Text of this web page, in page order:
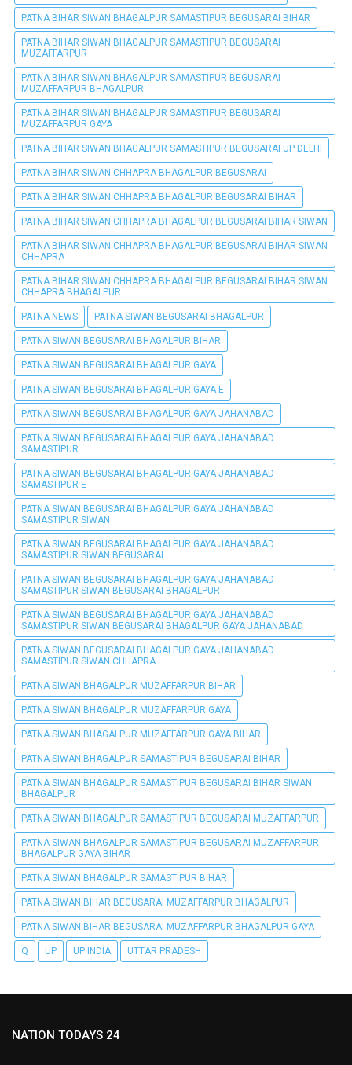
PATNA BIHAR SIWAN BHAGALPUR SAMASTIPUR BEGUSARAI BIHAR
PATNA BIHAR SIWAN BHAGALPUR SAMASTIPUR BEGUSARAI
MUZAFFARPUR
PATNA BIHAR SIWAN BHAGALPUR SAMASTIPUR BEGUSARAI
MUZAFFARPUR BHAGALPUR
PATNA BIHAR SIWAN BHAGALPUR SAMASTIPUR BEGUSARAI
MUZAFFARPUR GAYA
PATNA BIHAR SIWAN BHAGALPUR SAMASTIPUR BEGUSARAI UP DELHI
PATNA BIHAR SIWAN CHHAPRA BHAGALPUR BEGUSARAI
PATNA BIHAR SIWAN CHHAPRA BHAGALPUR BEGUSARAI BIHAR
PATNA BIHAR SIWAN CHHAPRA BHAGALPUR BEGUSARAI BIHAR SIWAN
PATNA BIHAR SIWAN CHHAPRA BHAGALPUR BEGUSARAI BIHAR SIWAN
CHHAPRA
PATNA BIHAR SIWAN CHHAPRA BHAGALPUR BEGUSARAI BIHAR SIWAN
CHHAPRA BHAGALPUR
PATNA NEWS PATNA SIWAN BEGUSARAI BHAGALPUR
PATNA SIWAN BEGUSARAI BHAGALPUR BIHAR
PATNA SIWAN BEGUSARAI BHAGALPUR GAYA
PATNA SIWAN BEGUSARAI BHAGALPUR GAYA E
PATNA SIWAN BEGUSARAI BHAGALPUR GAYA JAHANABAD
PATNA SIWAN BEGUSARAI BHAGALPUR GAYA JAHANABAD
SAMASTIPUR
PATNA SIWAN BEGUSARAI BHAGALPUR GAYA JAHANABAD
SAMASTIPUR E
PATNA SIWAN BEGUSARAI BHAGALPUR GAYA JAHANABAD
SAMASTIPUR SIWAN
PATNA SIWAN BEGUSARAI BHAGALPUR GAYA JAHANABAD
SAMASTIPUR SIWAN BEGUSARAI
PATNA SIWAN BEGUSARAI BHAGALPUR GAYA JAHANABAD
SAMASTIPUR SIWAN BEGUSARAI BHAGALPUR
PATNA SIWAN BEGUSARAI BHAGALPUR GAYA JAHANABAD
SAMASTIPUR SIWAN BEGUSARAI BHAGALPUR GAYA JAHANABAD
PATNA SIWAN BEGUSARAI BHAGALPUR GAYA JAHANABAD
SAMASTIPUR SIWAN CHHAPRA
PATNA SIWAN BHAGALPUR MUZAFFARPUR BIHAR
PATNA SIWAN BHAGALPUR MUZAFFARPUR GAYA
PATNA SIWAN BHAGALPUR MUZAFFARPUR GAYA BIHAR
PATNA SIWAN BHAGALPUR SAMASTIPUR BEGUSARAI BIHAR
PATNA SIWAN BHAGALPUR SAMASTIPUR BEGUSARAI BIHAR SIWAN
BHAGALPUR
PATNA SIWAN BHAGALPUR SAMASTIPUR BEGUSARAI MUZAFFARPUR
PATNA SIWAN BHAGALPUR SAMASTIPUR BEGUSARAI MUZAFFARPUR
BHAGALPUR GAYA BIHAR
PATNA SIWAN BHAGALPUR SAMASTIPUR BIHAR
PATNA SIWAN BIHAR BEGUSARAI MUZAFFARPUR BHAGALPUR
PATNA SIWAN BIHAR BEGUSARAI MUZAFFARPUR BHAGALPUR GAYA
Q UP UP INDIA UTTAR PRADESH
NATION TODAYS 24